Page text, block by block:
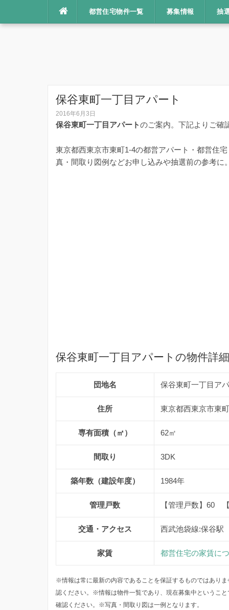
都営住宅物件一覧 募集情報 抽
保谷東町一丁目アパート
2016年6月3日
保谷東町一丁目アパートのご案内。下記よりご確
東京都西東京市東町1-4の都営アパート・都営住
真・間取り図例などお申し込みや抽選前の参考に。
保谷東町一丁目アパートの物件詳細
団地名 保谷東町一丁目ア
住所 東京都西東京市東
専有面積（㎡） 62㎡
間取り 3DK
築年数（建設年度） 1984年
管理戸数 【管理戸数】60
交通・アクセス 西武池袋線:保谷駅
家賃 都営住宅の家賃に
※情報は常に最新の内容であることを保証するものではあり
認ください。※情報は物件一覧であり、現在募集中というこ
確認ください。※写真・間取り図は一例となります。